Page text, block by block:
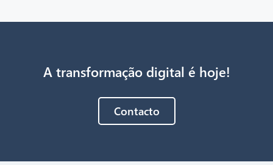
A transformação digital é hoje!
Contacto